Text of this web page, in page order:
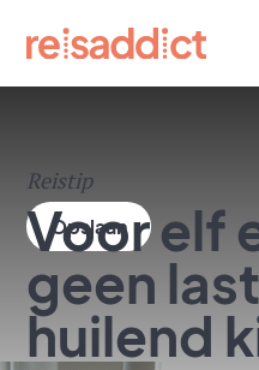
Reistip
Voor elf
geen
huilend